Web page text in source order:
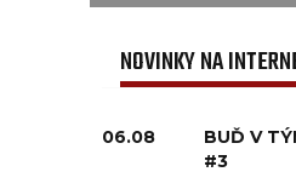
NOVINKY NA
06.08
BUĎ V
#3